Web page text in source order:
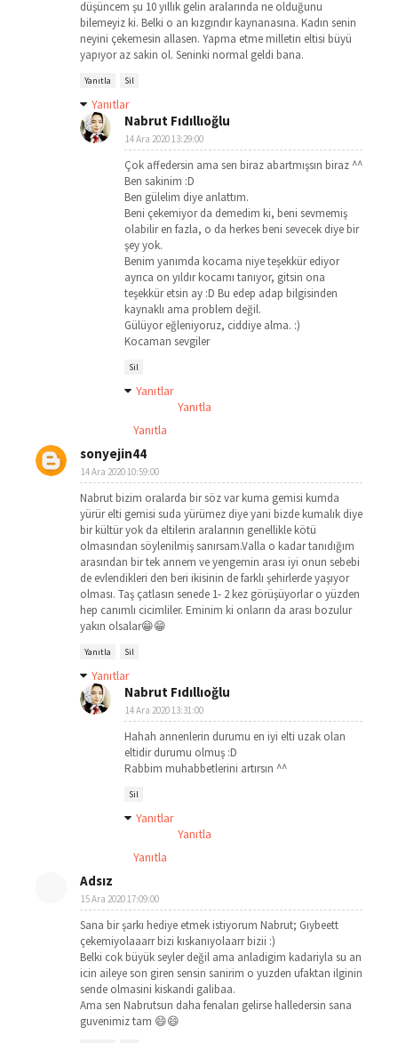
düşüncem şu 10 yıllık gelin aralarında ne olduğunu
bilemeyiz ki. Belki o an kızgındır kaynanasına. Kadın senin
neyini çekemesin allasen. Yapma etme milletin eltisi büyü
yapıyor az sakin ol. Seninki normal geldi bana.
Yanıtla Sil
Yanıtlar
Nabrut Fıdıllıoğlu
14 Ara 2020 13:29:00
Çok affedersin ama sen biraz abartmışsın biraz ^^
Ben sakinim :D
Ben gülelim diye anlattım.
Beni çekemiyor da demedim ki, beni sevmemiş
olabilir en fazla, o da herkes beni sevecek diye bir
şey yok.
Benim yanımda kocama niye teşekkür ediyor
ayrıca on yıldır kocamı tanıyor, gitsin ona
teşekkür etsin ay :D Bu edep adap bilgisinden
kaynaklı ama problem değil.
Gülüyor eğleniyoruz, ciddiye alma. :)
Kocaman sevgiler
Sil
Yanıtlar
Yanıtla
Yanıtla
sonyejin44
14 Ara 2020 10:59:00
Nabrut bizim oralarda bir söz var kuma gemisi kumda
yürür elti gemisi suda yürümez diye yani bizde kumalık diye
bir kültür yok da eltilerin aralarının genellikle kötü
olmasından söylenilmiş sanırsam.Valla o kadar tanıdığım
arasından bir tek annem ve yengemin arası iyi onun sebebi
de evlendikleri den beri ikisinin de farklı şehirlerde yaşıyor
olması. Taş çatlasın senede 1- 2 kez görüşüyorlar o yüzden
hep canımlı cicimliler. Eminim ki onların da arası bozulur
yakın olsalar😁😁
Yanıtla Sil
Yanıtlar
Nabrut Fıdıllıoğlu
14 Ara 2020 13:31:00
Hahah annenlerin durumu en iyi elti uzak olan
eltidir durumu olmuş :D
Rabbim muhabbetlerini artırsın ^^
Sil
Yanıtlar
Yanıtla
Yanıtla
Adsız
15 Ara 2020 17:09:00
Sana bir şarkı hediye etmek istiyorum Nabrut; Gıybeett
çekemiyolaaarr bizi kıskanıyolaarr bizii :)
Belki cok büyük seyler değil ama anladigim kadariyla su an
icin aileye son giren sensin sanirim o yuzden ufaktan ilginin
sende olmasini kiskandi galibaa.
Ama sen Nabrutsun daha fenaları gelirse halledersin sana
guvenimiz tam 😄😄